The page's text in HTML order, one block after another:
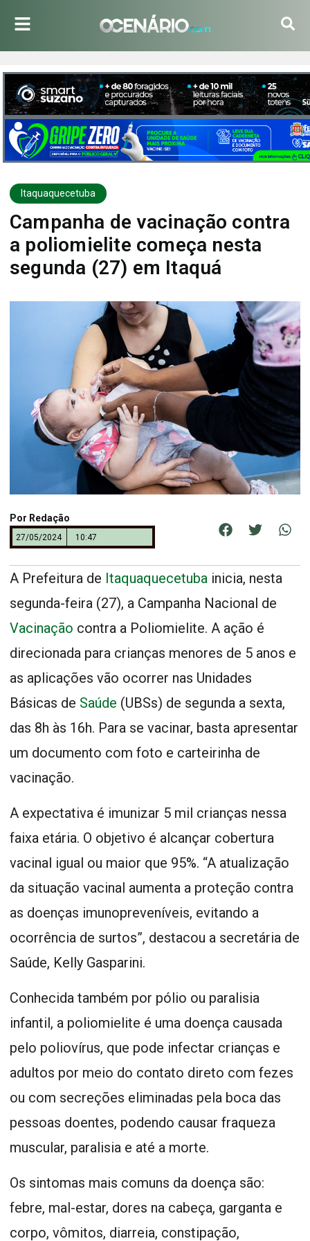
Itaquaquecetuba
Campanha de vacinação contra
a poliomielite começa nesta
segunda (27) em Itaquá
Por Redação
27/05/2024 10:47
A Prefeitura de Itaquaquecetuba inicia, nesta
segunda-feira (27), a Campanha Nacional de
Vacinação contra a Poliomielite. A ação é
direcionada para crianças menores de 5 anos e
as aplicações vão ocorrer nas Unidades
Básicas de Saúde (UBSs) de segunda a sexta,
das 8h às 16h. Para se vacinar, basta apresentar
um documento com foto e carteirinha de
vacinação.
A expectativa é imunizar 5 mil crianças nessa
faixa etária. O objetivo é alcançar cobertura
vacinal igual ou maior que 95%. “A atualização
da situação vacinal aumenta a proteção contra
as doenças imunopreveníveis, evitando a
ocorrência de surtos”, destacou a secretária de
Saúde, Kelly Gasparini.
Conhecida também por pólio ou paralisia
infantil, a poliomielite é uma doença causada
pelo poliovírus, que pode infectar crianças e
adultos por meio do contato direto com fezes
ou com secreções eliminadas pela boca das
pessoas doentes, podendo causar fraqueza
muscular, paralisia e até a morte.
Os sintomas mais comuns da doença são:
febre, mal-estar, dores na cabeça, garganta e
corpo, vômitos, diarreia, constipação,